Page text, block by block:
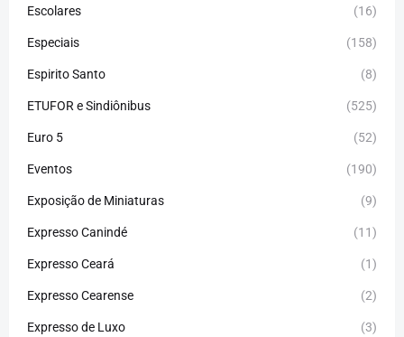
Escolares (16)
Especiais (158)
Espirito Santo (8)
ETUFOR e Sindiônibus (525)
Euro 5 (52)
Eventos (190)
Exposição de Miniaturas (9)
Expresso Canindé (11)
Expresso Ceará (1)
Expresso Cearense (2)
Expresso de Luxo (3)